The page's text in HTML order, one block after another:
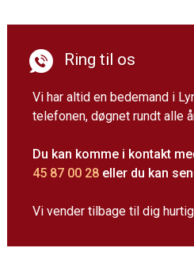
Ring til os
Vi har altid en bedemand i
telefonen, døgnet rundt alle
Du kan komme i kontakt
45 87 00 28eller du kan
Vi vender tilbage til dig